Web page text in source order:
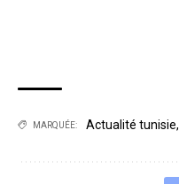
MARQUÉE: Actualité tunisie,